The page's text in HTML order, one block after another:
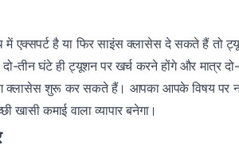
एक्सपर्ट है या फिर साइंस क्लासेस दे सकते हैं तो
तीन घंटे ही ट्यूशन पर खर्च करने होंगे और
क्लासेस शुरू कर सकते हैं। आपका आपके विषय पर
खासी कमाई वाला व्यापार बनेगा।